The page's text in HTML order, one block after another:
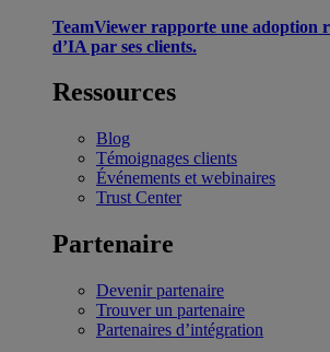
TeamViewer rapporte une adoption
d’IA par ses clients.
Ressources
Blog
Témoignages clients
Événements et webinaires
Trust Center
Partenaire
Devenir partenaire
Trouver un partenaire
Partenaires d’intégration